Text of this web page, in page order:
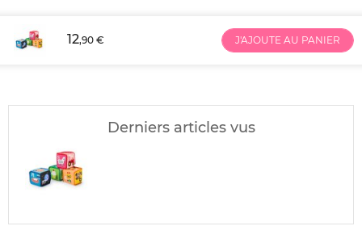
12,90 € J'AJOUTE AU PANIER
Derniers articles vus